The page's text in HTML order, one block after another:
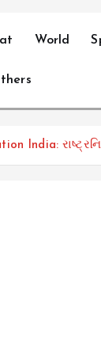
World
India: